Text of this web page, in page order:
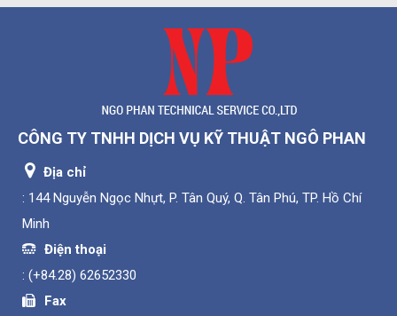
CÔNG TY TNHH DỊCH VỤ KỸ THUẬT NGÔ PHAN
Địa chỉ
: 144 Nguyễn Ngọc Nhựt, P. Tân Quý, Q. Tân Phú, TP. Hồ Chí
Minh
Điện thoại
: (+84.28) 62652330
Fax